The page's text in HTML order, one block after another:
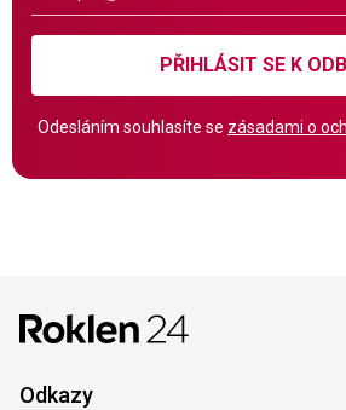
PŘIHLÁSIT SE K
Odesláním souhlasíte se zásadami o
Odkazy